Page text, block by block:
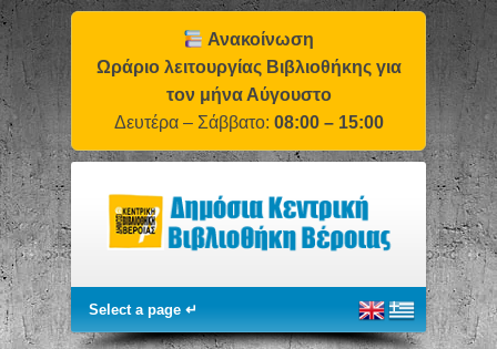
Ανακοίνωση
Ωράριο λειτουργίας Βιβλιοθήκης για
τον μήνα Αύγουστο
Δευτέρα – Σάββατο: 08:00 – 15:00